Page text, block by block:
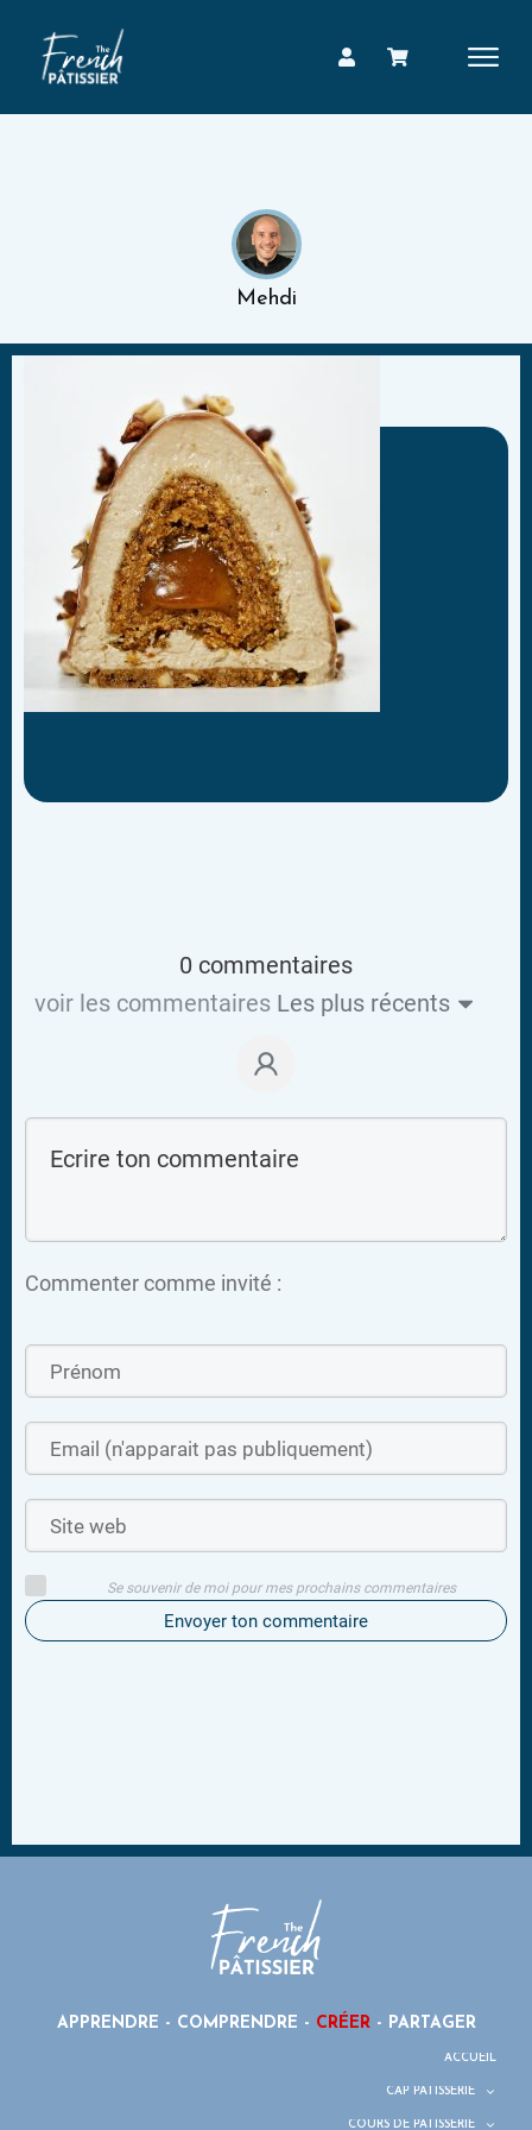
Mehdi
0 commentaires
voir les commentaires Les plus récents
Commenter comme invité :
Se souvenir de moi pour mes prochains commentaires
Envoyer ton commentaire
APPRENDRE - COMPRENDRE - CRÉER- PARTAGER
ACCUEIL
CAP PÂTISSERIE
COURS DE PÂTISSERIE